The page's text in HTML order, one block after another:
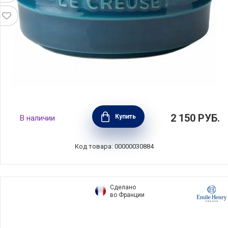
Рамекин 200 мл, цвет лазурь, керамика, Le
Creuset, Франция, 70403206420099
В наличии Купить 2 150 РУБ.
Код товара: 00000030884
Сделано
во Франции